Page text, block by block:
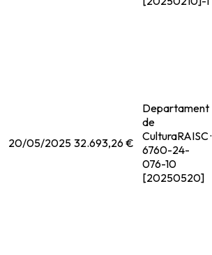
20/05/2025 32.693,26 €
Departament
de
CulturaRAISC ·
6760-24-
076-10
[20250520]